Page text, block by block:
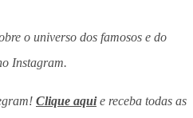
o universo dos famosos e do
Instagram.
Clique aqui e receba todas as